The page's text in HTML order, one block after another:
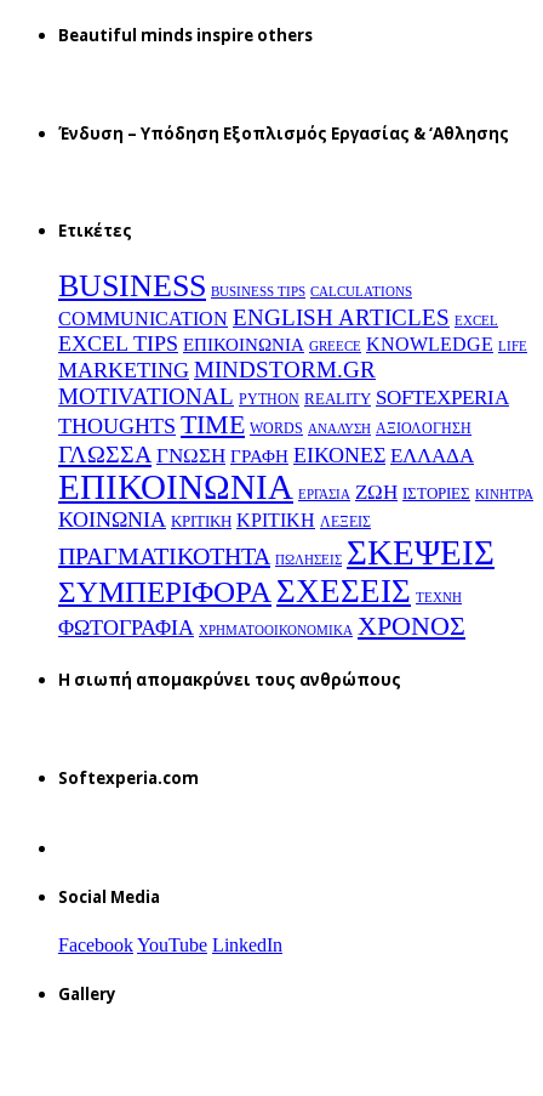
Beautiful minds inspire others
Ένδυση – Υπόδηση Εξοπλισμός Εργασίας & ‘Aθλησης
Ετικέτες
BUSINESS BUSINESS TIPS CALCULATIONS
COMMUNICATION ENGLISH ARTICLES EXCEL
EXCEL TIPS EΠΙΚΟΙΝΩΝΙΑ GREECE KNOWLEDGE LIFE
MARKETING MINDSTORM.GR
MOTIVATIONAL PYTHON REALITY SOFTEXPERIA
THOUGHTS TIME WORDS ΑΝΑΛΥΣΗ ΑΞΙΟΛΟΓΗΣΗ
ΓΛΩΣΣΑ ΓΝΩΣΗ ΓΡΑΦΗ ΕΙΚΟΝΕΣ ΕΛΛΑΔΑ
ΕΠΙΚΟΙΝΩΝΙΑ ΕΡΓΑΣΙΑ ΖΩΗ ΙΣΤΟΡΙΕΣ ΚΙΝΗΤΡΑ
ΚΟΙΝΩΝΙΑ ΚΡΙΤΙΚΗ ΚΡΙΤΙΚΗ ΛΕΞΕΙΣ
ΠΡΑΓΜΑΤΙΚΟΤΗΤΑ ΠΩΛΗΣΕΙΣ ΣΚΕΨΕΙΣ
ΣΥΜΠΕΡΙΦΟΡΑΣΧΕΣΕΙΣ ΤΕΧΝΗ
ΦΩΤΟΓΡΑΦΙΑ ΧΡΗΜΑΤΟΟΙΚΟΝΟΜΙΚΑ ΧΡΟΝΟΣ
H σιωπή απομακρύνει τους ανθρώπους
Softexperia.com
Social Media
FacebookYouTube LinkedIn
Gallery